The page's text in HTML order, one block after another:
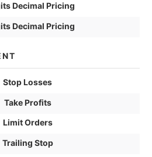
Decimal Pricing
Decimal Pricing
Stop Losses
Take Profits
Limit Orders
Trailing Stop